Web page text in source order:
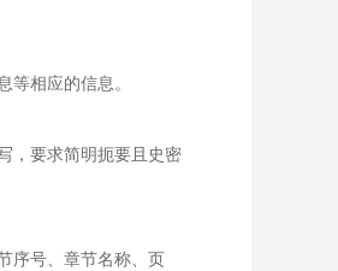
相应的信息。
，要求简明扼要且史密
序号、章节名称、页